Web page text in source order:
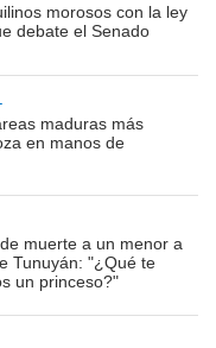
morosos con la ley
debate el Senado
maduras más
en manos de
muerte a un menor a
Tunuyán: "¿Qué te
un princeso?"